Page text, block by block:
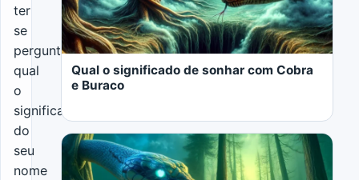
ter
se
perguntado
qual
o
significado
do
seu
nome
Qual o significado de sonhar com Cobra
e Buraco